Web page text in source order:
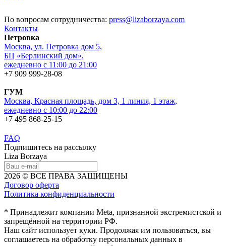
По вопросам сотрудничества: press@lizaborzaya.com
Контакты
Петровка
Москва, ул. Петровка дом 5,
БЦ «Берлинский дом»,
ежедневно с 11:00 до 21:00
+7 909 999-28-08
ГУМ
Москва, Красная площадь, дом 3, 1 линия, 1 этаж,
ежедневно с 10:00 до 22:00
+7 495 868-25-15
FAQ
Подпишитесь на рассылку
Liza Borzaya
2026 © ВСЕ ПРАВА ЗАЩИЩЕНЫ
Договор оферта
Политика конфиденциальности
* Принадлежит компании Meta, признанной экстремистской и
запрещённой на территории РФ.
Наш сайт использует куки. Продолжая им пользоваться, вы
соглашаетесь на обработку персональных данных в